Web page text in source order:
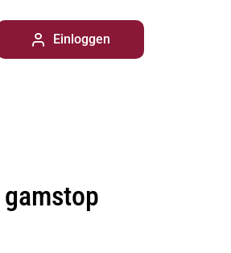
Einloggen